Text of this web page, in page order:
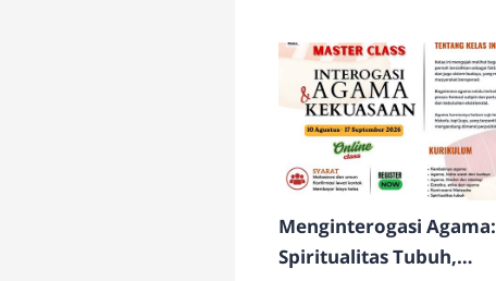
Menginterogasi Agama:
Spiritualitas Tubuh,